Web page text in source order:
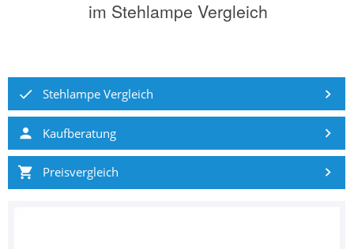
im Stehlampe Vergleich
Stehlampe Vergleich
Kaufberatung
Preisvergleich